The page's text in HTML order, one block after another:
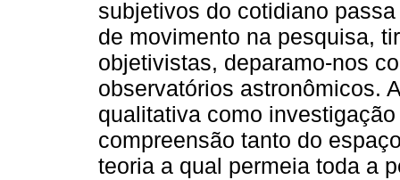
subjetivos do cotidiano
de movimento na pesquisa,
objetivistas, deparamo-nos
observatórios astronômicos.
qualitativa como
compreensão tanto do
teoria a qual permeia toda a